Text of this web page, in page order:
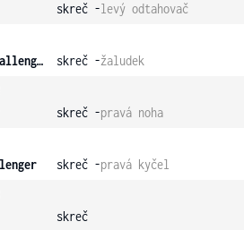
skreč -levý odtahovač
Puerto Vallarta challenger
skreč -žaludek
skreč -pravá noha
skreč -pravá kyčel
skreč